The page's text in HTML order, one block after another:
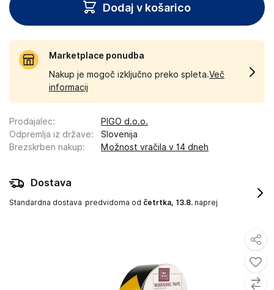
Dodaj v košarico
Marketplace ponudba
Nakup je mogoč izključno preko spleta.Več
informacij
Prodajalec:
PIGO d.o.o.
Odpremlja iz države:
Slovenija
Brezskrben nakup: Možnost vračila v 14 dneh
Dostava
Standardna dostava predvidoma od četrtka, 13.8. naprej